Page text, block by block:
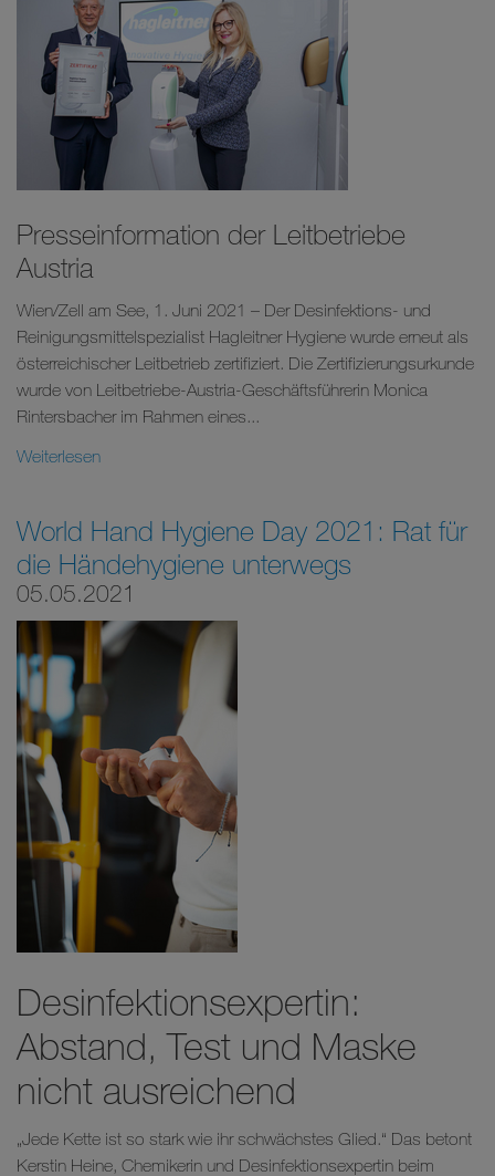
Presseinformation der Leitbetriebe
Austria
Wien/Zell am See, 1. Juni 2021 – Der Desinfektions- und
Reinigungsmittelspezialist Hagleitner Hygiene wurde erneut als
österreichischer Leitbetrieb zertifiziert. Die Zertifizierungsurkunde
wurde von Leitbetriebe-Austria-Geschäftsführerin Monica
Rintersbacher im Rahmen eines...
Weiterlesen
World Hand Hygiene Day 2021: Rat für
die Händehygiene unterwegs
05.05.2021
Desinfektionsexpertin:
Abstand, Test und Maske
nicht ausreichend
„Jede Kette ist so stark wie ihr schwächstes Glied.“ Das betont
Kerstin Heine, Chemikerin und Desinfektionsexpertin beim